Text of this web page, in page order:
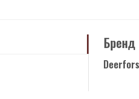
Бренд
Deerfors